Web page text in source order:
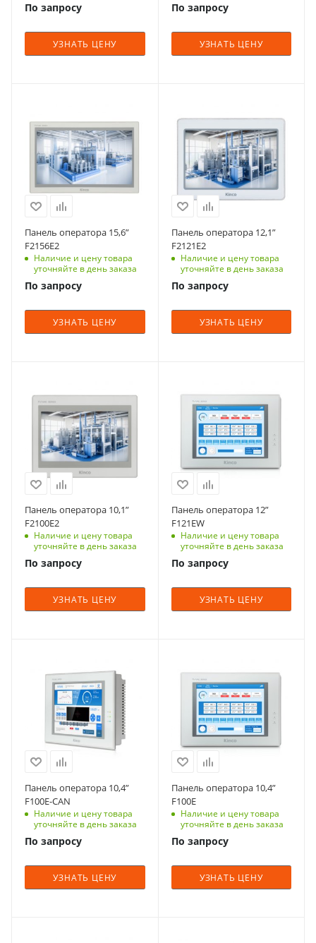
По запросу
УЗНАТЬ ЦЕНУ
По запросу
УЗНАТЬ ЦЕНУ
Панель оператора 15,6”
F2156E2
Наличие и цену товара
уточняйте в день заказа
По запросу
УЗНАТЬ ЦЕНУ
Панель оператора 12,1”
F2121E2
Наличие и цену товара
уточняйте в день заказа
По запросу
УЗНАТЬ ЦЕНУ
Панель оператора 10,1”
F2100E2
Наличие и цену товара
уточняйте в день заказа
По запросу
УЗНАТЬ ЦЕНУ
Панель оператора 12”
F121EW
Наличие и цену товара
уточняйте в день заказа
По запросу
УЗНАТЬ ЦЕНУ
Панель оператора 10,4”
F100E-CAN
Наличие и цену товара
уточняйте в день заказа
По запросу
УЗНАТЬ ЦЕНУ
Панель оператора 10,4”
F100E
Наличие и цену товара
уточняйте в день заказа
По запросу
УЗНАТЬ ЦЕНУ